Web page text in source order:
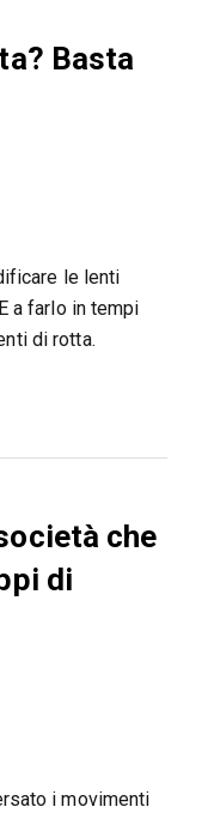
Basta
le lenti
a farlo in tempi
di rotta.
che
di
i movimenti